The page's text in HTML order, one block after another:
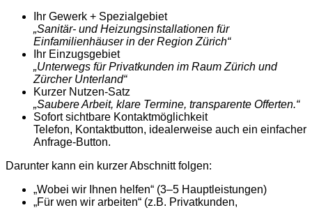
Ihr Gewerk + Spezialgebiet
„Sanitär- und Heizungsinstallationen für
Einfamilienhäuser in der Region Zürich“
Ihr Einzugsgebiet
„Unterwegs für Privatkunden im Raum Zürich und
Zürcher Unterland“
Kurzer Nutzen-Satz
„Saubere Arbeit, klare Termine, transparente Offerten.“
Sofort sichtbare Kontaktmöglichkeit
Telefon, Kontaktbutton, idealerweise auch ein einfacher
Anfrage-Button.
Darunter kann ein kurzer Abschnitt folgen:
„Wobei wir Ihnen helfen“ (3–5 Hauptleistungen)
„Für wen wir arbeiten“ (z.B. Privatkunden,